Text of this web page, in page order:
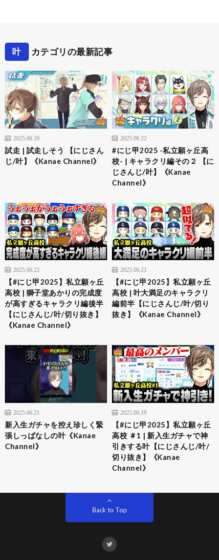
叶 カテゴリの最新記事
2025.06.26
試走 | 試走しそう 【にじさん
じ/叶】《Kanae Channel》
2025.06.22
#にじ甲2025 -私立願ヶ丘高
校- | キャラクリ編その２ 【に
じさんじ/叶】《Kanae
Channel》
2025.06.22
【#にじ甲2025】私立願ヶ丘
高校 | 獅子堂あかりの完成度
が高すぎるキャラクリ編後半
【にじさんじ/叶/切り抜き】
《Kanae Channel》
2025.06.21
【#にじ甲2025】私立願ヶ丘
高校 | 叶大満足のキャラクリ
編前半【にじさんじ/叶/切り
抜き】《Kanae Channel》
2025.06.21
新入生ガチャを控え珍しく緊
張しっぱなしの叶《Kanae
Channel》
2025.06.19
【#にじ甲2025】私立願ヶ丘
高校 ＃1 | 新入生ガチャで神
引きする叶【にじさんじ/叶/
切り抜き】《Kanae
Channel》
Back to Top